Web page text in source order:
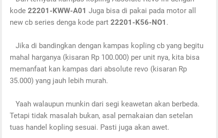
kode22201-KWW-A01 Juga bisa di pakai pada motor all
new cb series denga kode part22201-K56-NO1 .
Jika di bandingkan dengan kampas kopling cb yang begitu
mahal harganya (kisaran Rp 100.000) per unit nya, kita bisa
memanfaat kan kampas dari absolute revo (kisaran Rp
35.000) yang jauh lebih murah.
Yaah walaupun munkin dari segi keawetan akan berbeda.
Tetapi tidak masalah bukan, asal pemakaian dan setelan
tuas handel kopling sesuai. Pasti juga akan awet.